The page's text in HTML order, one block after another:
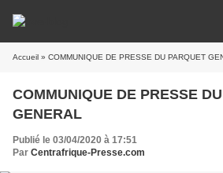
Accueil » COMMUNIQUE DE PRESSE DU PARQUET
COMMUNIQUE DE PRESSE
GENERAL
Publié le 03/04/2020 à 17:51
Par Centrafrique-Presse.com